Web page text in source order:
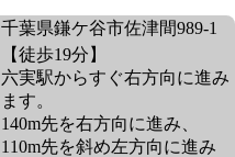
千葉県鎌ケ谷市佐津間989-1
【徒歩19分】
六実駅からすぐ右方向に進み
ます。
140m先を右方向に進み、
110m先を斜め左方向に進み